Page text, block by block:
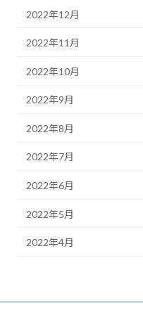
2022年12月
2022年11月
2022年10月
2022年9月
2022年8月
2022年7月
2022年6月
2022年5月
2022年4月